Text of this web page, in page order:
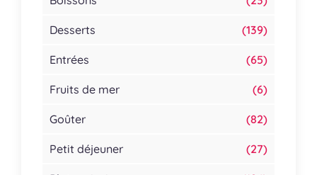
Desserts (139)
Entrées (65)
Fruits de mer (6)
Goûter (82)
Petit déjeuner (27)